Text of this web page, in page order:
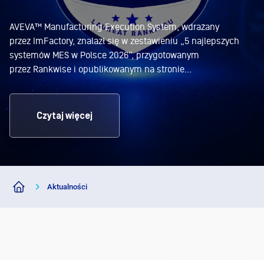
AVEVA™ Manufacturing Execution System, wdrażany
przez ImFactory, znalazł się w zestawieniu „5 najlepszych
systemów MES w Polsce 2026”, przygotowanym
przez Rankwise i opublikowanym na stronie
Business Insider Polska. Zespół Rankwise, specjalizujący
się w analizie i porównywaniu rozwiązań dla biznesu, na
podstawie przeprowadzonego researchu wyróżnił systemy,
rozwiązań MES dostępnych w Polsce w 2026 roku. Pod uwagę
Czytaj więcej
Aktualności